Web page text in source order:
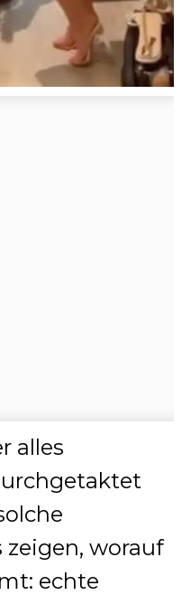
alles
zeigen, worauf
echte